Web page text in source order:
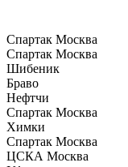
Спартак Москва
Спартак Москва
Шибеник
Браво
Нефтчи
Спартак Москва
Химки
Спартак Москва
ЦСКА Москва